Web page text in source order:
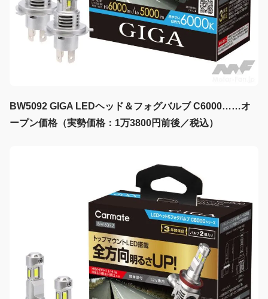
BW5092 GIGA LEDヘッド＆フォグバルブ C6000……オ
ープン価格（実勢価格：1万3800円前後／税込）